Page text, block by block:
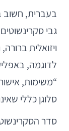
בעברית, חשוב
גבי
ויזואלית
“משימות,
סלוגן כללי
סדר